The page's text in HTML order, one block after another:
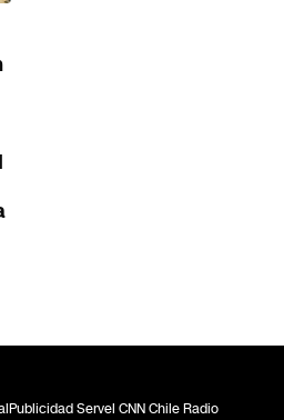
Publicidad Servel CNN Chile Radio